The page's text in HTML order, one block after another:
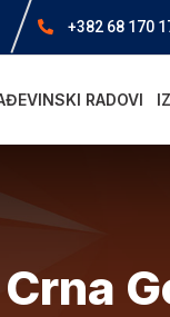
+382 68 170
RADOVI